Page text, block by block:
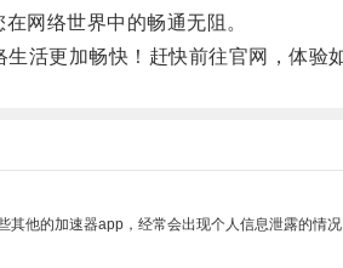
网络世界中的畅通无阻。
更加畅快！赶快前往官网，体验
他的加速器app，经常会出现个人信息泄露的情况